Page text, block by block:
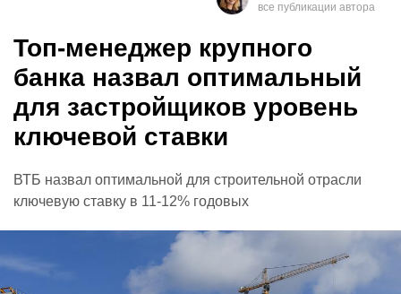
Оренбург
Топ-менеджер крупного
банка назвал оптимальный
для застройщиков уровень
ключевой ставки
ВТБ назвал оптимальной для строительной отрасли
ключевую ставку в 11-12% годовых